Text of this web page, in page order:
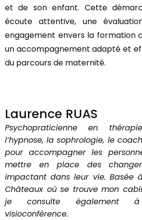
et de son enfant. Cette
écoute attentive, une
engagement envers la formation
un accompagnement adapté et
du parcours de maternité.
Laurence RUAS
Psychopraticienne en
l’hypnose, la sophrologie, le
pour accompagner les
mettre en place des
impactant dans leur vie. Basée
Châteaux où se trouve mon
je consulte également
visioconférence.